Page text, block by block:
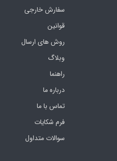
سفارش خارجی
قوانین
روش های ارسال
وبلاگ
راهنما
درباره ما
تماس با ما
فرم‌ شکایات
سوالات متداول